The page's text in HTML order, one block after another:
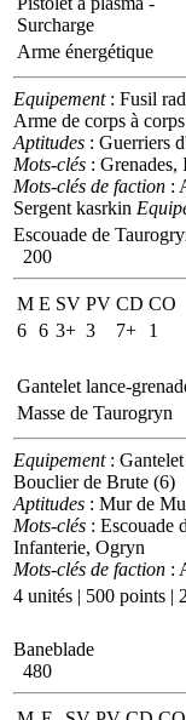
Surcharge
Arme énergétique
Equipement: Fusil
Arme de corps à
Aptitudes : Guerriers
Mots-clés :
Mots-clés de faction :
Sergent kasrkin
Escouade de
200
M E SV PV CD CO
6 6 3+ 3 7+
1
Gantelet lance-
Masse de Taurogryn
Equipement: Gantelet
Bouclier de Brute (6)
Aptitudes : Mur de
Mots-clés : Escouade
Infanterie, Ogryn
Mots-clés de faction :
4 unités | 500 points |
Baneblade
480